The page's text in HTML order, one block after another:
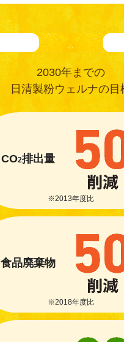
2030年までの
日清製粉ウェルナの目
CO2排出量
※2013年度比
食品廃棄物
※2018年度比